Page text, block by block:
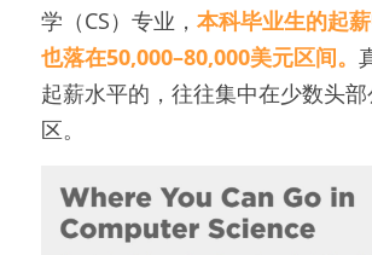
学（CS）专业， 本科毕业生的起
也落在50,000–80,000美元区间。
起薪水平的，往往集中在少数头
区。